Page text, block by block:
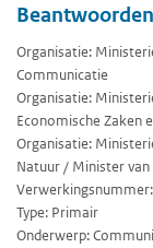
Organisatie:
Communicatie
Organisatie:
Economische Zaken
Organisatie:
Natuur / Minister
Type: Primair
Onderwerp: